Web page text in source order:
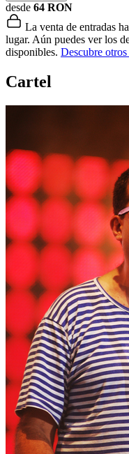
desde 64 RON
La venta de entradas
lugar. Aún puedes ver los
disponibles. Descubre
Cartel